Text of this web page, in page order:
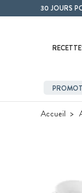
Contenu principal
30 JOURS
Accueil